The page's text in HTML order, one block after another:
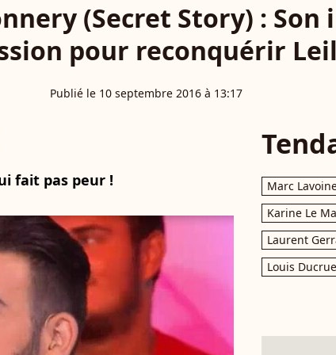
(Secret Story) : Son
pour reconquérir
Publié le 10 septembre 2016 à 13:17
fait pas peur ! Marc
Karine Le
Laurent
Louis